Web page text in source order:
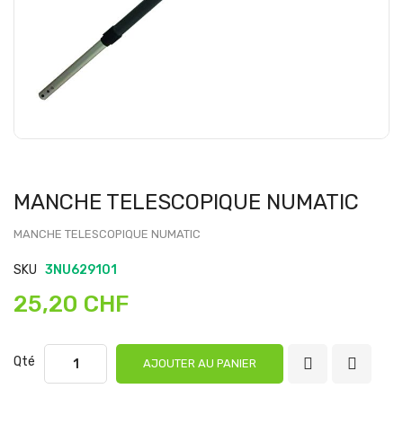
MANCHE TELESCOPIQUE NUMATIC
MANCHE TELESCOPIQUE NUMATIC
SKU 3NU629101
25,20 CHF
Qté AJOUTER AU PANIER